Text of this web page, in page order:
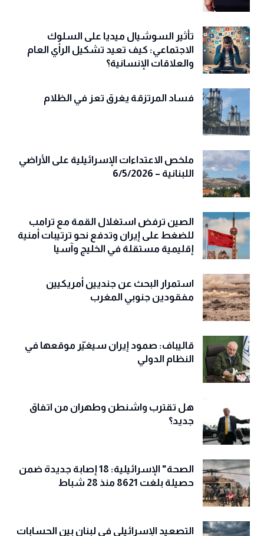
تأثير السوشيال ميديا على السلوك
الاجتماعي: كيف تعيد تشكيل الرأي العام
والعلاقات الإنسانية؟
فساد المرتزقة يغرق تعز في الظلام
ملخص الاعتداءات الإسرائيلية على الأراضي
اللبنانية – 6/5/2026
الصين ترفض استغلال القمة مع ترامب
للضغط على إيران وتدفع نحو ترتيبات أمنية
إقليمية مستقلة في الخليج وآسيا
استمرار البحث عن جنديين أمريكيين
مفقودين جنوبي المغرب
قاليباف: صمود إيران سيغيّر موقعها في
النظام الدولي
هل تقترب واشنطن وطهران من اتفاق
جديد؟
الصحة" الإسرائيلية: 18 إصابة جديدة ضمن
حصيلة بلغت 8621 منذ 28 شباط
التصعيد الإسرائيلي في لبنان بين الحسابات